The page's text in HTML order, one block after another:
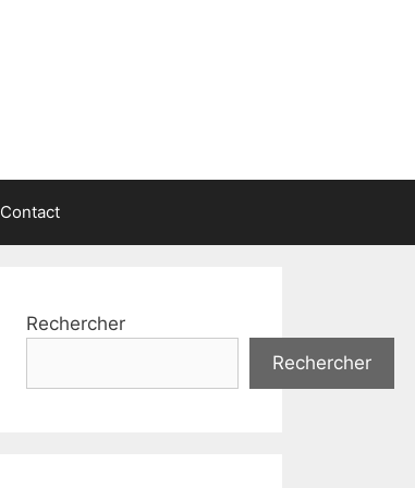
Contact
Rechercher
Rechercher